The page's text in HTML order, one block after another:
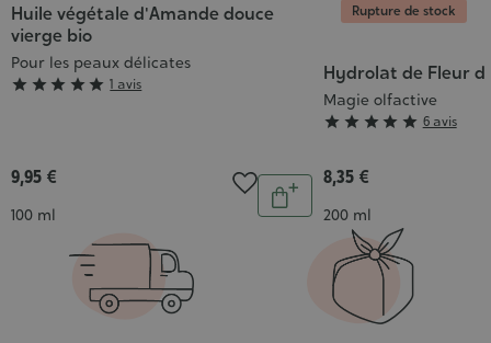
Huile végétale d'Amande douce
vierge bio
Pour les peaux délicates
Grade
     1 avis
9,95 €
Contenance
100 ml
Quantité
Ajouter
panier
Rupture de stock
Hydrolat de Fleur
Magie olfactive
Grade
5/5
     6 avis
8,35 €
Contenance
200 ml